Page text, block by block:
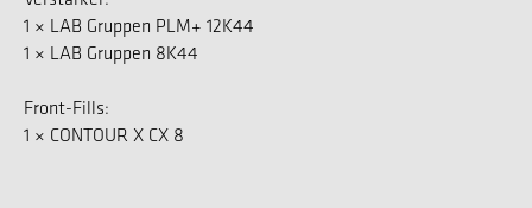
1 × LAB Gruppen PLM+ 12K44
1 × LAB Gruppen 8K44
Front-Fills:
1 × CONTOUR X CX 8